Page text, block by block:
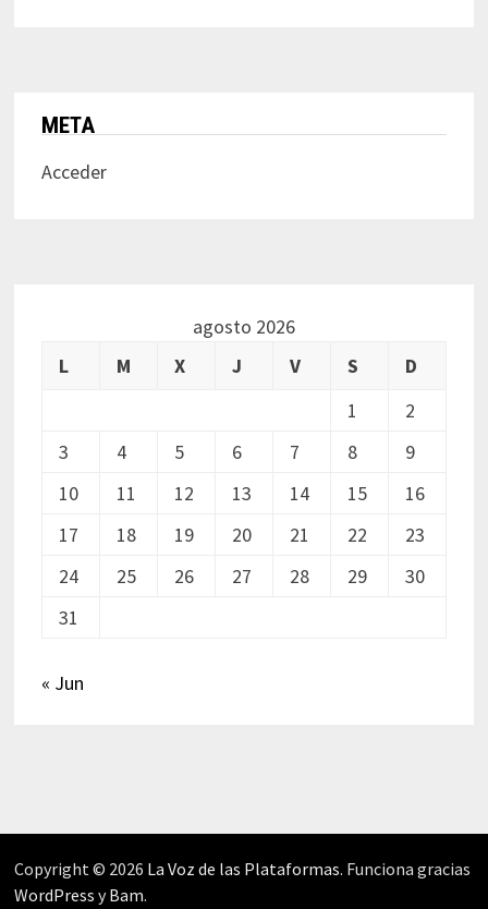
META
Acceder
agosto 2026
L
M X J V S
D
1
2
3
4 5 6 7 8
9
10
11 12 13 14 15
16
17
18 19 20 21 22
23
24
25 26 27 28 29
30
31
« Jun
Copyright © 2026 La Voz de las Plataformas. Funciona gracias
WordPress yBam.